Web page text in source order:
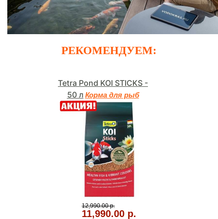
РЕКОМЕНДУЕМ:
Tetra Pond KOI STICKS -
50 л Корма для рыб
12,990.00 р.
11,990.00 р.